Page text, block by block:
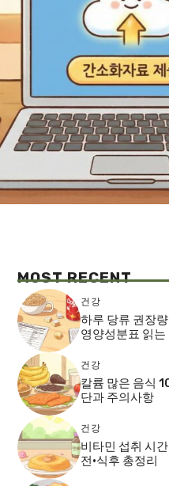
MOST RECENT
건강
하루 당류 권장
영양성분표 읽는
건강
칼륨 많은 음식
단과 주의사항
건강
비타민 섭취 시
전·식후 총정리